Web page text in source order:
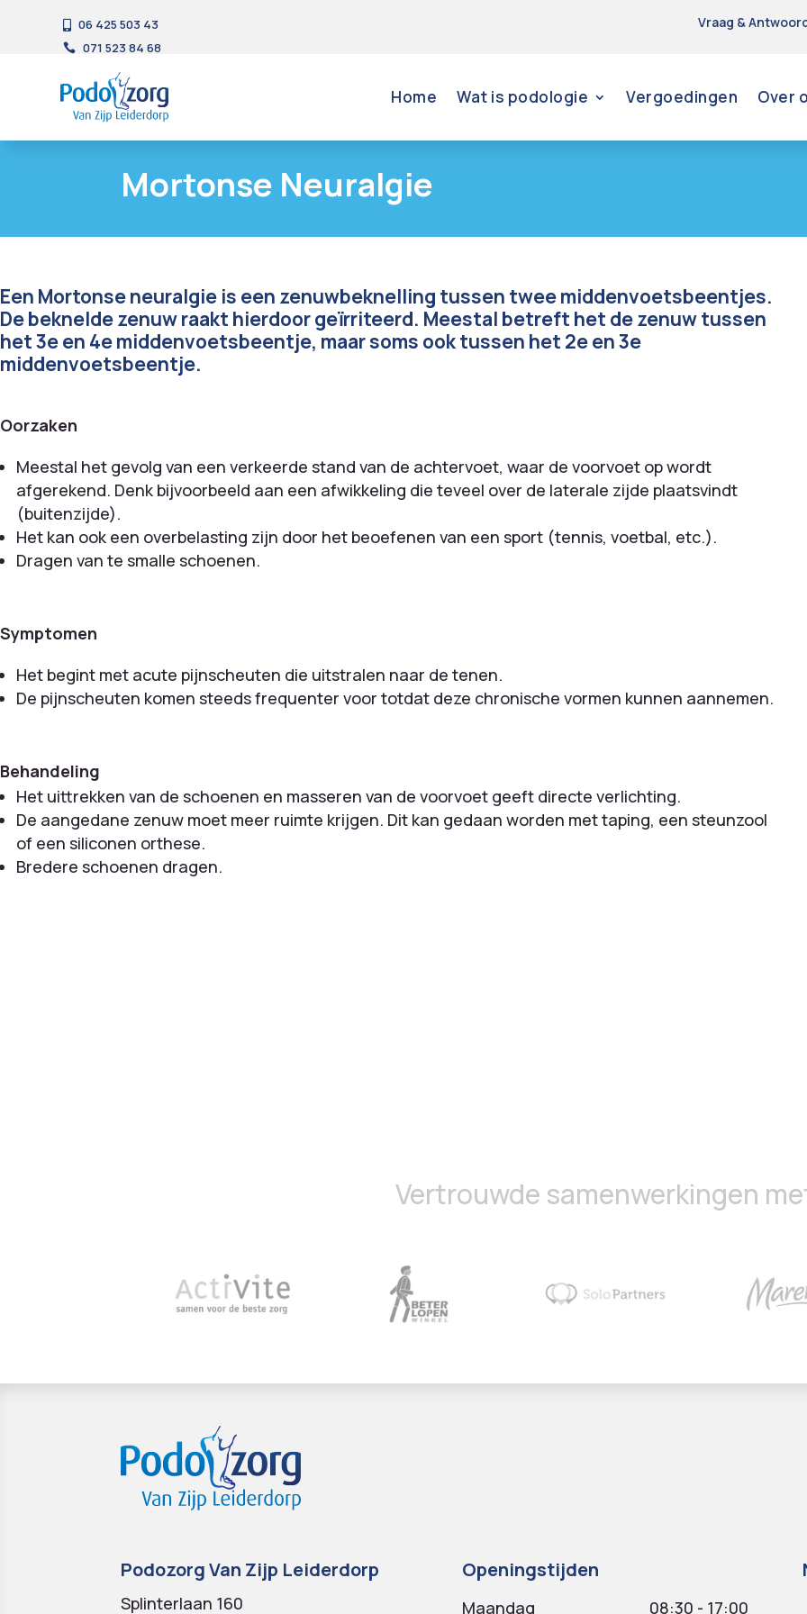
06 425 503 43
 071 523 84 68
Vraag &
Home Wat is podologie Vergoedingen Over
Mortonse Neuralgie
Een Mortonse neuralgie is een zenuwbeknelling tussen twee middenvoetsbeentjes.
De beknelde zenuw raakt hierdoor geïrriteerd. Meestal betreft het de zenuw tussen
het 3e en 4e middenvoetsbeentje, maar soms ook tussen het 2e en 3e
middenvoetsbeentje.
Oorzaken
Meestal het gevolg van een verkeerde stand van de achtervoet, waar de voorvoet op wordt
afgerekend. Denk bijvoorbeeld aan een afwikkeling die teveel over de laterale zijde plaatsvindt
(buitenzijde).
Het kan ook een overbelasting zijn door het beoefenen van een sport (tennis, voetbal, etc.).
Dragen van te smalle schoenen.
Symptomen
Het begint met acute pijnscheuten die uitstralen naar de tenen.
De pijnscheuten komen steeds frequenter voor totdat deze chronische vormen kunnen aannemen.
Behandeling
Het uittrekken van de schoenen en masseren van de voorvoet geeft directe verlichting.
De aangedane zenuw moet meer ruimte krijgen. Dit kan gedaan worden met taping, een steunzool
of een siliconen orthese.
Bredere schoenen dragen.
Vertrouwde samenwerkingen
Podozorg Van Zijp Leiderdorp
Splinterlaan 160
Openingstijden
Maandag 08:30 - 17:00